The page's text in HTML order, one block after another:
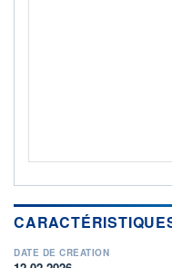
DATE DE CRÉATION